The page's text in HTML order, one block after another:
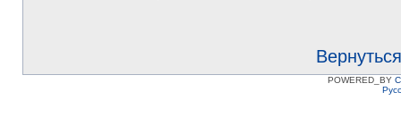
POWERED_BY